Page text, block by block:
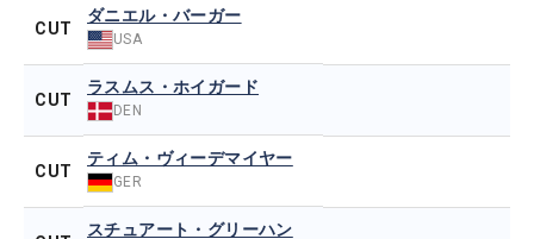
CUT
ダニエル・バーガー
USA
CUT
ラスムス・ホイガード
DEN
CUT
ティム・ヴィーデマイヤー
GER
スチュアート・グリーハン